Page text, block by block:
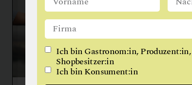
WIEN
Ich bin Gastronom:in,
Shopbesitzer:in
Ich bin Konsument:in